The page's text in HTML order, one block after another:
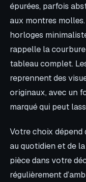
épurées, parfois
aux montres
horloges
rappelle la
tableau complet.
reprennent des
originaux, avec un
marqué qui peut
Votre choix
au quotidien et de
pièce dans votre
régulièrement